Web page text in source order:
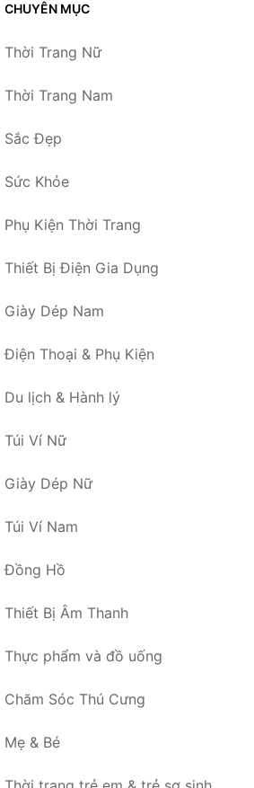
CHUYÊN MỤC
Thời Trang Nữ
Thời Trang Nam
Sắc Đẹp
Sức Khỏe
Phụ Kiện Thời Trang
Thiết Bị Điện Gia Dụng
Giày Dép Nam
Điện Thoại & Phụ Kiện
Du lịch & Hành lý
Túi Ví Nữ
Giày Dép Nữ
Túi Ví Nam
Đồng Hồ
Thiết Bị Âm Thanh
Thực phẩm và đồ uống
Chăm Sóc Thú Cưng
Mẹ & Bé